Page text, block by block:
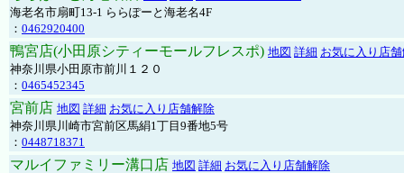
海老名市扇町13-1 ららぽーと海老名4F
： 0462920400
鴨宮店(小田原シティーモールフレスポ) 地図 詳細 お気に入り店
神奈川県小田原市前川１２０
： 0465452345
宮前店 地図 詳細 お気に入り店舗解除
神奈川県川崎市宮前区馬絹1丁目9番地5号
： 0448718371
マルイファミリー溝口店 地図 詳細 お気に入り店舗解除